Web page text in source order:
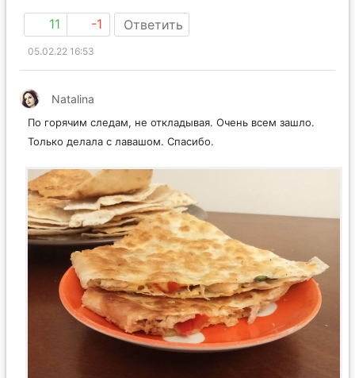
11 -1 Ответить
05.02.22 16:53
Natalina
По горячим следам, не откладывая. Очень всем зашло.
Только делала с лавашом. Спасибо.